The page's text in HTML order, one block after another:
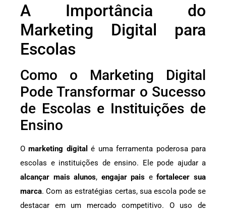
A Importância do
Marketing Digital para
Escolas
Como o Marketing Digital
Pode Transformar o Sucesso
de Escolas e Instituições de
Ensino
Omarketing digital é uma ferramenta poderosa para
escolas e instituições de ensino. Ele pode ajudar a
alcançar mais alunos, engajar pais efortalecer sua
marca. Com as estratégias certas, sua escola pode se
destacar em um mercado competitivo. O uso de